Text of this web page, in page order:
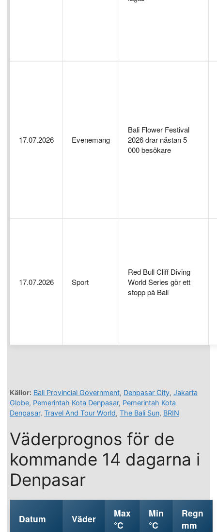
17.07.2026 Evenemang
Bali Flower Festival
2026 drar nästan 5
000 besökare
17.07.2026 Sport
Red Bull Cliff Diving
World Series gör ett
stopp på Bali
Källor: Bali Provincial Government, Denpasar City, Jakarta
Globe, Pemerintah Kota Denpasar, Pemerintah Kota
Denpasar, Travel And Tour World, The Bali Sun, BRIN
Väderprognos för de
kommande 14 dagarna i
Denpasar
Datum Väder
Max
°C
Min
°C
Regn
mm